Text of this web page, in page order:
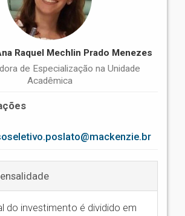
Raquel Mechlin Prado Menezes
de Especialização na Unidade
Acadêmica
do investimento é dividido em